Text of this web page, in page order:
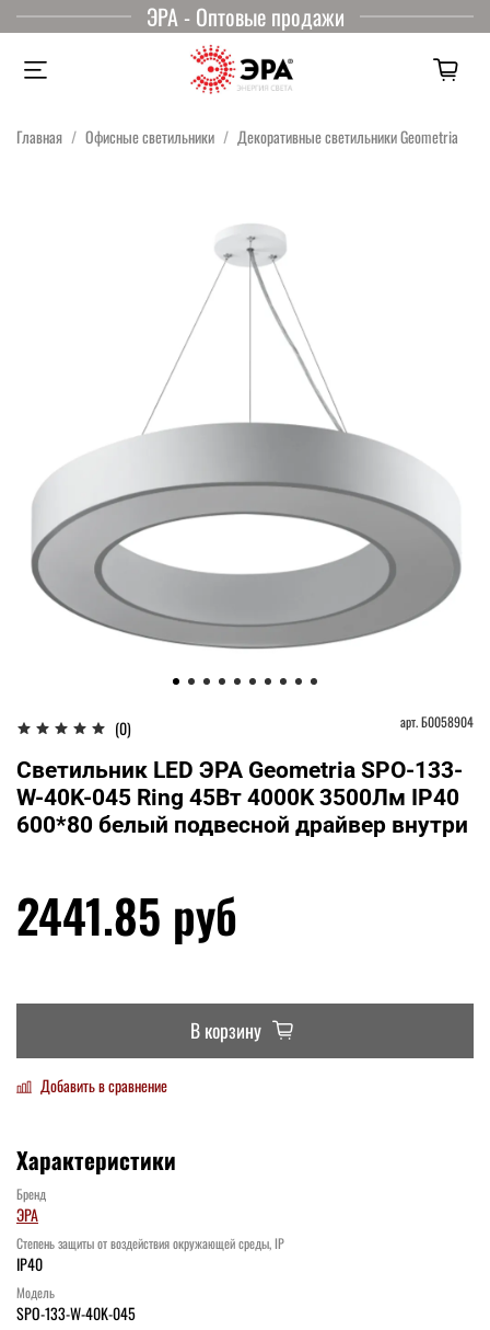
ЭРА - Оптовые продажи
Главная Офисные светильники Декоративные светильники Geometria
(0) арт.Б0058904
Светильник LED ЭРА Geometria SPO-133-
W-40K-045 Ring 45Вт 4000K 3500Лм IP40
600*80 белый подвесной драйвер внутри
2441.85 руб
В корзину
Добавить в сравнение
Характеристики
Бренд
ЭРА
Степень защиты от воздействия окружающей среды, IP
IP40
Модель
SPO-133-W-40K-045